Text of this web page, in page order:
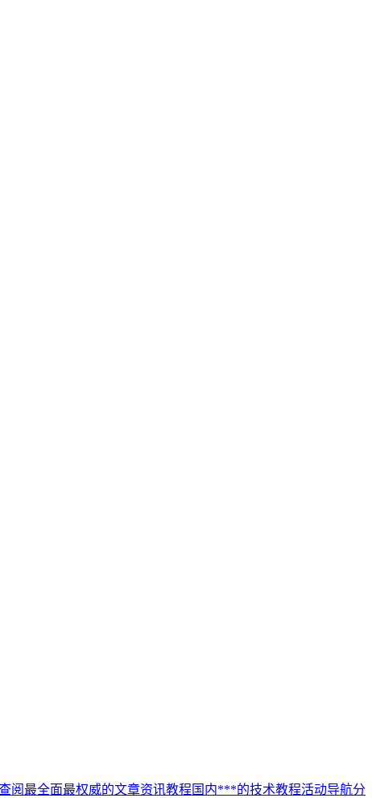
阅最全面最权威的文章资讯教程国内***的技术教程活动导航分